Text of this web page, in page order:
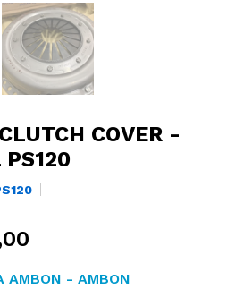
COVER -
PS120
AMBON - AMBON